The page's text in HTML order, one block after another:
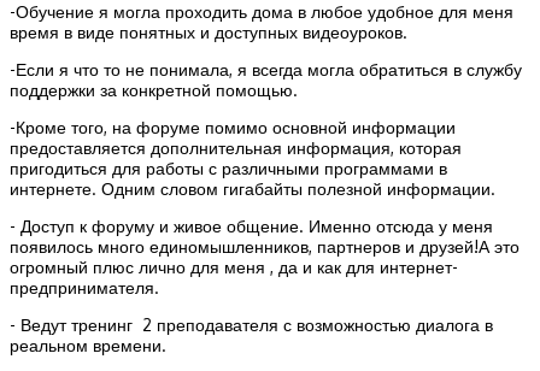
-Обучение я могла проходить дома в любое удобное для меня
время в виде понятных и доступных видеоуроков.
-Если я что то не понимала, я всегда могла обратиться в службу
поддержки за конкретной помощью.
-Кроме того, на форуме помимо основной информации
предоставляется дополнительная информация, которая
пригодиться для работы с различными программами в
интернете. Одним словом гигабайты полезной информации.
- Доступ к форуму и живое общение. Именно отсюда у меня
появилось много единомышленников, партнеров и друзей!А это
огромный плюс лично для меня , да и как для интернет-
предпринимателя.
- Ведут тренинг 2 преподавателя с возможностью диалога в
реальном времени.